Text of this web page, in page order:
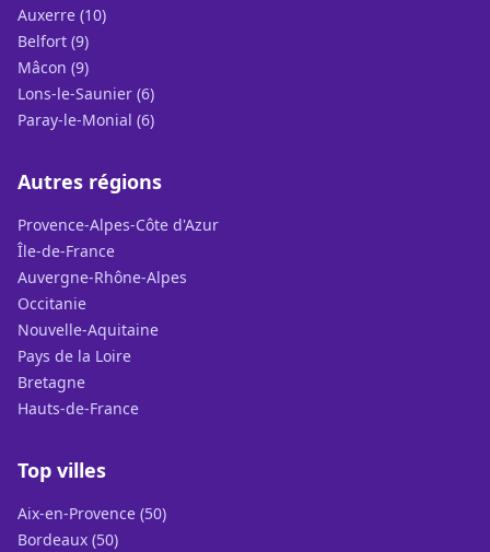
Auxerre (10)
Belfort (9)
Mâcon (9)
Lons-le-Saunier (6)
Paray-le-Monial (6)
Autres régions
Provence-Alpes-Côte d'Azur
Île-de-France
Auvergne-Rhône-Alpes
Occitanie
Nouvelle-Aquitaine
Pays de la Loire
Bretagne
Hauts-de-France
Top villes
Aix-en-Provence (50)
Bordeaux (50)